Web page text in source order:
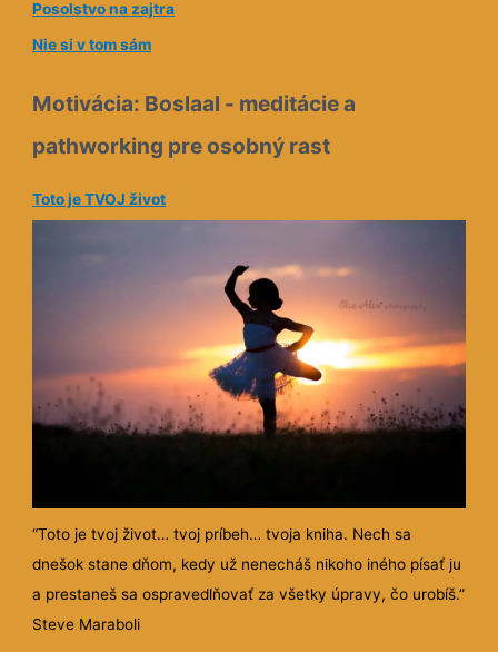
Posolstvo na zajtra
Nie si v tom sám
Motivácia: Boslaal - meditácie a
pathworking pre osobný rast
Toto je TVOJ život
“Toto je tvoj život… tvoj príbeh… tvoja kniha. Nech sa
dnešok stane dňom, kedy už nenecháš nikoho iného písať ju
a prestaneš sa ospravedlňovať za všetky úpravy, čo urobíš.”
Steve Maraboli